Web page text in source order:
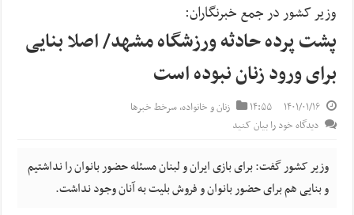
وزیر کشور در جمع خبرنگاران:
پشت پرده حادثه ورزشگاه مشهد/ اصلا بنایی
برای ورود زنان نبوده است
۱۴۰۱/۰۱/۱۶ ۱۴:۵۵ زنان و خانواده,سرخط خبرها
دیدگاه خود را بیان کنید
وزیر کشور گفت: برای بازی ایران و لبنان مسئله حضور بانوان را نداشتیم
و بنایی هم برای حضور بانوان و فروش بلیت به آنان وجود نداشت.